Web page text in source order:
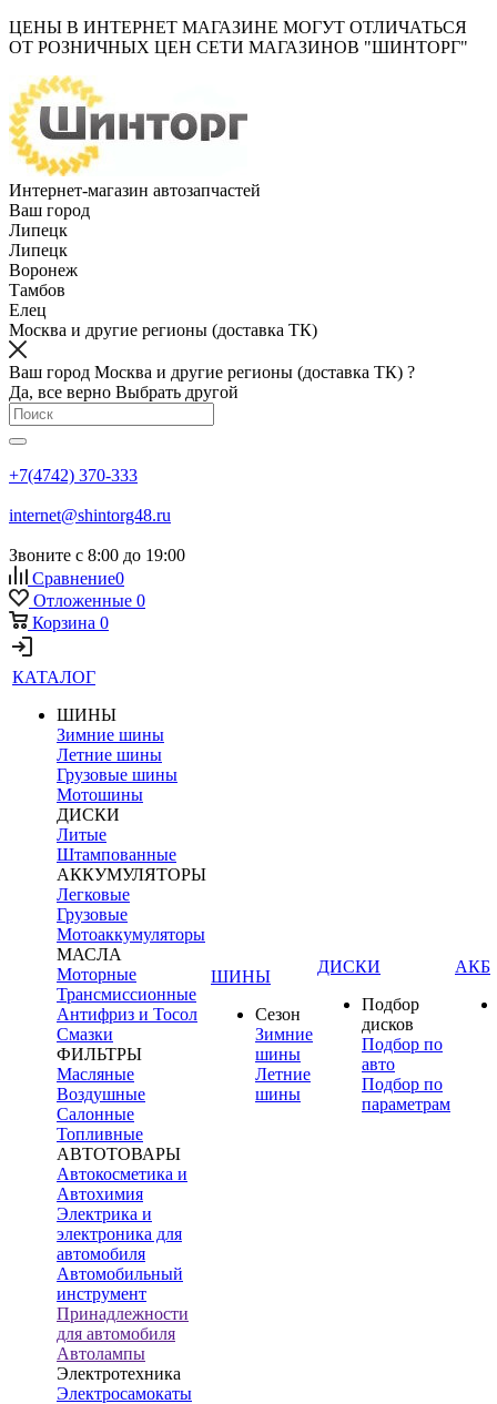
ЦЕНЫ В ИНТЕРНЕТ МАГАЗИНЕ МОГУТ ОТЛИЧАТЬСЯ
ОТ РОЗНИЧНЫХ ЦЕН СЕТИ МАГАЗИНОВ "ШИНТОРГ"
Интернет-магазин автозапчастей
Ваш город
Липецк
Липецк
Воронеж
Тамбов
Елец
Москва и другие регионы (доставка ТК)
Ваш город Москва и другие регионы (доставка ТК) ?
Да, все верно Выбрать другой
+7(4742) 370-333
internet@shintorg48.ru
Звоните с 8:00 до 19:00
Сравнение0
Отложенные 0
Корзина 0
КАТАЛОГ
ШИНЫ
Зимние шины
Летние шины
Грузовые шины
Мотошины
ДИСКИ
Литые
Штампованные
АККУМУЛЯТОРЫ
Легковые
Грузовые
Мотоаккумуляторы
МАСЛА
Моторные
Трансмиссионные
Антифриз и Тосол
Смазки
ФИЛЬТРЫ
Масляные
Воздушные
Салонные
Топливные
АВТОТОВАРЫ
Автокосметика и
Автохимия
Электрика и
электроника для
автомобиля
Автомобильный
инструмент
Принадлежности
для автомобиля
Автолампы
Электротехника
Электросамокаты
ШИНЫ
Сезон
Зимние
шины
Летние
шины
ДИСКИ
Подбор
дисков
Подбор по
авто
Подбор по
параметрам
АКБ